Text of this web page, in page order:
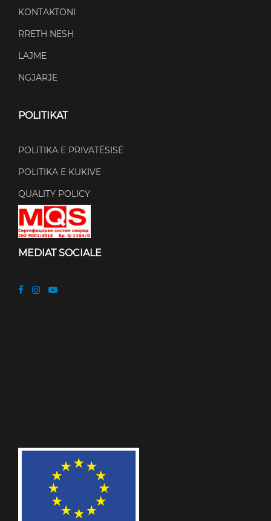
KONTAKTONI
RRETH NESH
LAJME
NGJARJE
POLITIKAT
POLITIKA E PRIVATËSISË
POLITIKA E KUKIVE
QUALITY POLICY
MEDIAT SOCIALE